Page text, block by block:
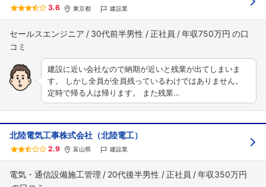
3.6 東京都 建設業
セールスエンジニア 30代前半男性 正社員 年収750万円
建設に近い会社なので納期が近いと残業が出てしまいま
す。 しかし全員が全員残っているわけではありません。
定時で帰る人は帰ります。 また残業…
北陸電気工事株式会社（北陸電工）
2.9 富山県 建設業
電気・通信設備施工管理 20代後半男性 正社員 年収350万円